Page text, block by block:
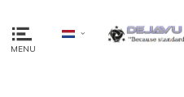
MENU